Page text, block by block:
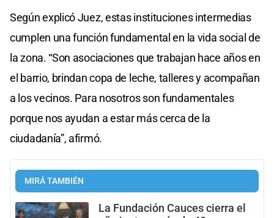
Según explicó Juez, estas instituciones intermedias
cumplen una función fundamental en la vida social de
la zona. “Son asociaciones que trabajan hace años en
el barrio, brindan copa de leche, talleres y acompañan
a los vecinos. Para nosotros son fundamentales
porque nos ayudan a estar más cerca de la
ciudadanía”, afirmó.
MIRÁ TAMBIÉN
La Fundación Cauces cierra el